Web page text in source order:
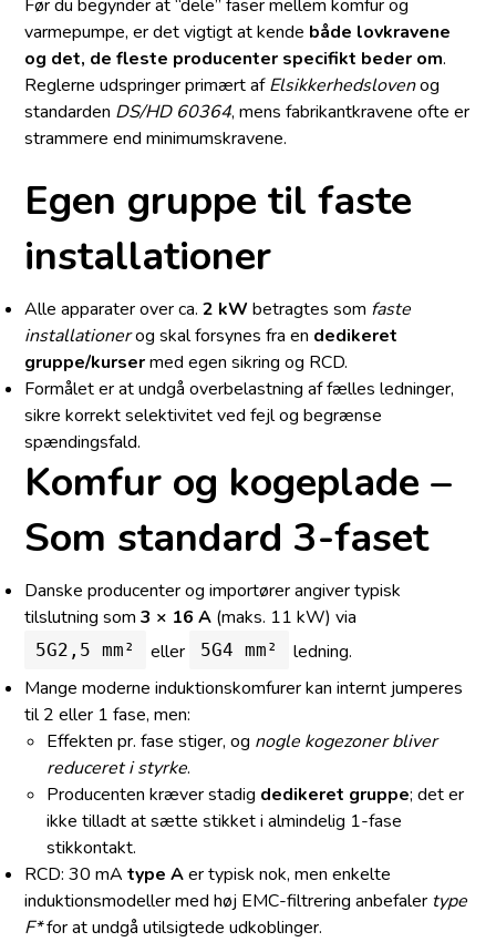
Før du begynder at “dele” faser mellem komfur og
varmepumpe, er det vigtigt at kende både lovkravene
og det, de fleste producenter specifikt beder om.
Reglerne udspringer primært afElsikkerhedslovenog
standarden DS/HD 60364, mens fabrikant­kravene ofte er
strammere end minimumskravene.
Egen gruppe til faste
installationer
Alle apparater over ca.2 kW betragtes som faste
installationerog skal forsynes fra en dedikeret
gruppe/kursermed egen sikring og RCD.
Formålet er at undgå overbelastning af fælles ledninger,
sikre korrekt selektivitet ved fejl og begrænse
spændingsfald.
Komfur og kogeplade –
Som standard 3-faset
Danske producenter og importører angiver typisk
tilslutning som3 × 16 A (maks. 11 kW) via
5G2,5 mm² eller 5G4 mm²
ledning.
Mange moderne induktionskomfurer kan internt jumperes
til 2 eller 1 fase, men:
Effekten pr. fase stiger, og nogle kogezoner bliver
reduceret i styrke.
Producenten kræver stadig dedikeret gruppe; det er
ikke tilladt at sætte stikket i almindelig 1-fase
stikkontakt.
RCD: 30 mAtype Aer typisk nok, men enkelte
induktionsmodeller med høj EMC-filtrering anbefaler type
F*for at undgå utilsigtede udkoblinger.